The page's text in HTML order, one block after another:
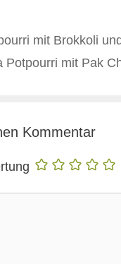
mit Brokkoli
Potpourri mit Pak
Kommentar